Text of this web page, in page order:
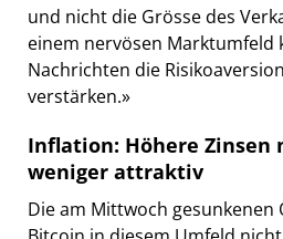
und nicht die Grösse des
einem nervösen Marktumfeld
Nachrichten die
verstärken.»
Inflation: Höhere Zinsen
weniger attraktiv
Die am Mittwoch